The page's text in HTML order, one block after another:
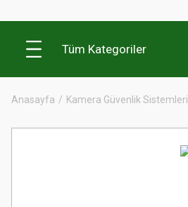
Tüm Kategoriler
Anasayfa Kamera Güvenlik Sistemleri